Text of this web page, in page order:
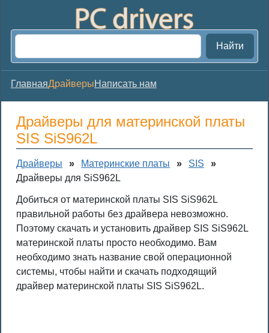
Найти
ГлавнаяДрайверыНаписать нам
Драйверы для материнской платы
SIS SiS962L
Драйверы » Материнские платы » SIS
»
Драйверы для SiS962L
Добиться от материнской платы SIS SiS962L
правильной работы без драйвера невозможно.
Поэтому скачать и установить драйвер SIS SiS962L
материнской платы просто необходимо. Вам
необходимо знать название свой операционной
системы, чтобы найти и скачать подходящий
драйвер материнской платы SIS SiS962L.